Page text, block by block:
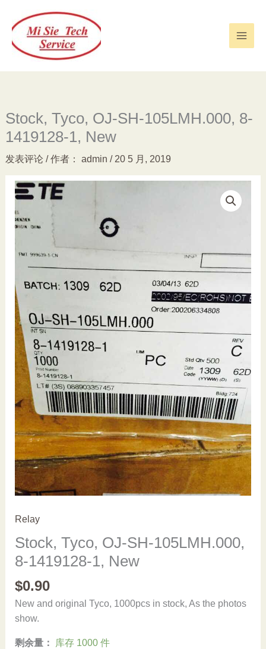
Stock, Tyco, OJ-SH-105LMH.000, 8-
1419128-1, New
发表评论 / 作者： admin / 20 5 月, 2019
Relay
Stock, Tyco, OJ-SH-105LMH.000,
8-1419128-1, New
$0.90
New and original Tyco, 1000pcs in stock, As the photos
show.
剩余量： 库存 1000 件